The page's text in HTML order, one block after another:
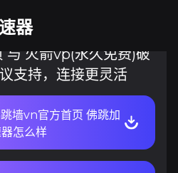
器
与 火箭vp(永久免费)破
支持，连接更灵活
墙vn官方首页 佛跳加
怎么样